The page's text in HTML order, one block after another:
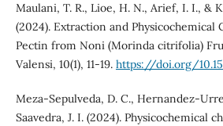
Maulani, T. R., Lioe, H. N., Arief, I. I., &
(2024). Extraction and Physicochemical
Pectin from Noni (Morinda citrifolia)
Valensi, 10(1), 11-19. https://doi.org/
Meza-Sepulveda, D. C., Hernandez-
Saavedra, J. I. (2024). Physicochemical